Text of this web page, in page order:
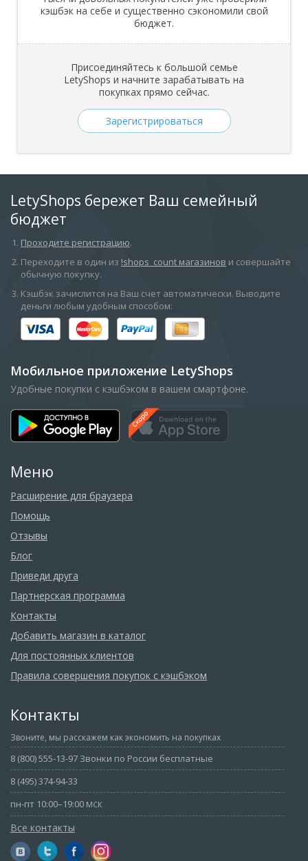
кэшбэк на себе и существенно сэкономили свой
бюджет.
Присоединяйтесь к большой семье
LetyShops и начните зарабатывать на
покупках прямо сейчас.
Зарегистрироваться
LetyShops бережет Ваш семейный
бюджет
Проходите регистрацию.
П​ереходите в один из !shops_count магазинов и совершайте
обычную покупку.
Кэшбэк зачислится на Ваш счет автоматически. Выводите
деньги любым удобным способом:
Мобильное приложение LetyShops
Удобные покупки с кэшбэком в вашем смартфоне.
Меню
Расширение для браузера
Помощь
Отзывы
Блог
Приведи друга
Партнерская программа
Контакты
Добавить магазин в каталог
Для постоянных клиентов
Правила совершения покупок с кэшбэком
Контакты
Звоните, мы расскажем как экономить на покупках
8 (800) 555-13-97 Звонки по России бесплатные
8 (495) 374-94-33
пн-пт 10:00–19:00 МСК
Все контакты